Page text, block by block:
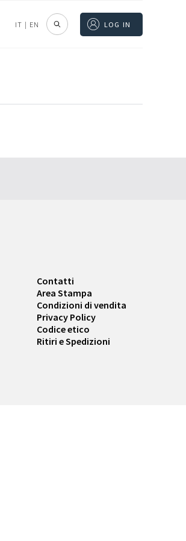
IT | EN LOG IN
Contatti
Area Stampa
Condizioni di vendita
Privacy Policy
Codice etico
Ritiri e Spedizioni